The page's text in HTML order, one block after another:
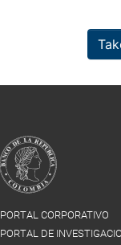
PORTAL CORPORATIVO
PORTAL DE